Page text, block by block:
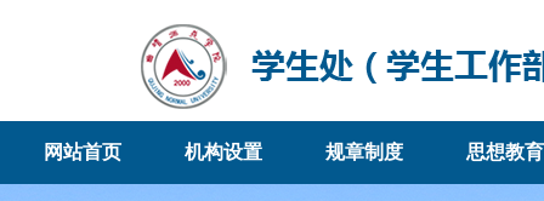
网站首页 机构设置 规章制度 思想教育